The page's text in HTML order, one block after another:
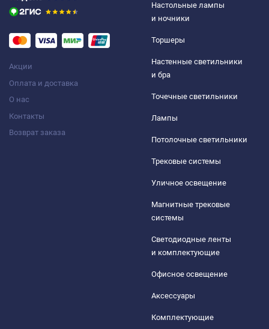
Акции
Оплата и доставка
О нас
Контакты
Возврат заказа
Настольные лампы
и ночники
Торшеры
Настенные светильники
и бра
Точечные светильники
Лампы
Потолочные светильники
Трековые системы
Уличное освещение
Магнитные трековые
системы
Светодиодные ленты
и комплектующие
Офисное освещение
Аксессуары
Комплектующие